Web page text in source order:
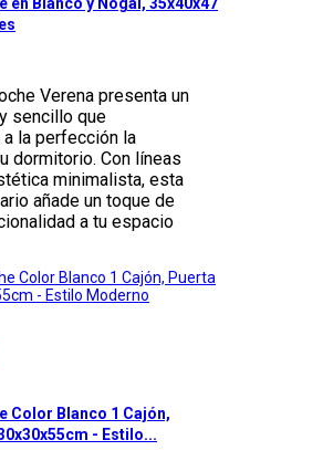
Verena presenta un
sencillo que
la perfección la
dormitorio. Con líneas
minimalista, esta
añade un toque de
a tu espacio
Color Blanco 1 Cajón,
- Estilo...